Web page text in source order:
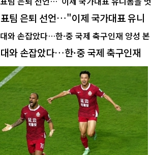
팀 은퇴 선언…"이제 국가대표 유니
와 손잡았다…한·중 국제 축구인재